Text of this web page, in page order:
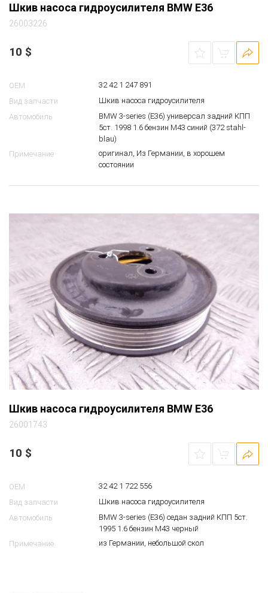
Шкив насоса гидроусилителя BMW E36
26003226
10 $
OEM
32 42 1 247 891
Вид запчасти
Шкив насоса гидроусилителя
Автомобиль
BMW 3-series (E36) универсал задний КПП
5ст. 1998 1.6 бензин M43 синий (372 stahl-
blau)
Примечание
оригинал, Из Германии, в хорошем
состоянии
Шкив насоса гидроусилителя BMW E36
26001743
10 $
OEM
32 42 1 722 556
Вид запчасти
Шкив насоса гидроусилителя
Автомобиль
BMW 3-series (E36) седан задний КПП 5ст.
1995 1.6 бензин M43 черный
Примечание
из Германии, небольшой скол